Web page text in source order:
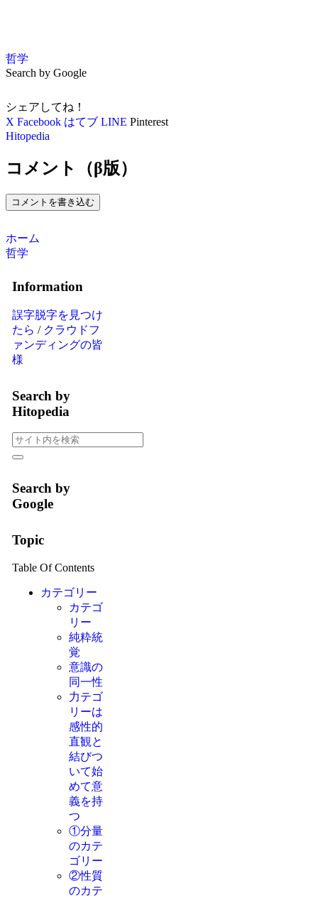
哲学
Search by Google
シェアしてね！
X Facebook はてブ LINE Pinterest
Hitopedia
コメント（β版）
コメントを書き込む
ホーム
哲学
Information
誤字脱字を見つけ
たら / クラウドフ
ァンディングの皆
様
Search by
Hitopedia
Search by
Google
Topic
Table Of Contents
カテゴリー
カテゴ
リー
純粋統
覚
意識の
同一性
力テゴ
リーは
感性的
直観と
結びつ
いて始
めて意
義を持
つ
①分量
のカテ
ゴリー
②性質
のカテ